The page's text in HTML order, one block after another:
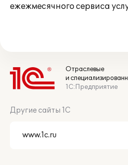
ежежмесячного сервиса
Отраслевые
и
1С:Предприятие
Другие сайты 1С